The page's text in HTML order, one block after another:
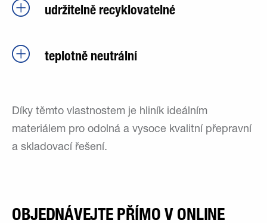
udržitelně recyklovatelné
teplotně neutrální
Díky těmto vlastnostem je hliník ideálním
materiálem pro odolná a vysoce kvalitní přepravní
a skladovací řešení.
OBJEDNÁVEJTE PŘÍMO V ONLINE